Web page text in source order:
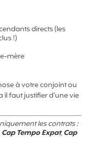
directs (les
!)
mère
à votre conjoint ou
faut justifier d’une vie
les contrats :
Cap Tempo Expat,Cap